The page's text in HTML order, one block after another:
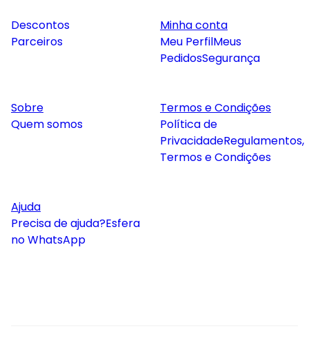
Descontos
Parceiros
Minha conta
Meu PerfilMeus
PedidosSegurança
Sobre
Quem somos
Termos e Condições
Política de
PrivacidadeRegulamentos,
Termos e Condições
Ajuda
Precisa de ajuda?Esfera
no WhatsApp